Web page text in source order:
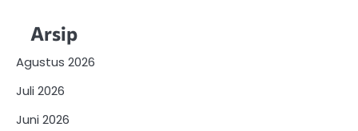
Arsip
Agustus 2026
Juli 2026
Juni 2026